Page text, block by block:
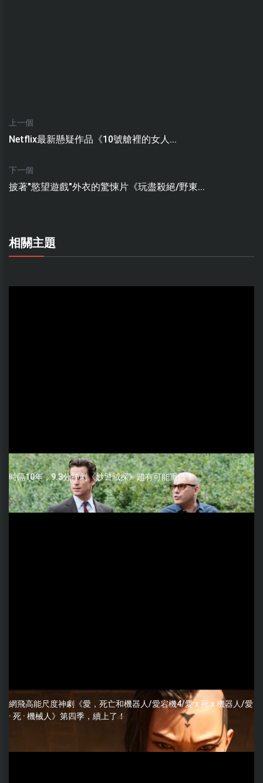
上一個
Netflix最新懸疑作品《10號艙裡的女人...
下一個
披著"慾望遊戲"外衣的驚悚片《玩盡殺絕/野東...
相關主題
時隔10年，9.3分神劇《妙警賊探》超有可能重啟！
網飛高能尺度神劇《愛，死亡和機器人/愛宕機4/愛 x 死 x 機器人/愛
· 死 · 機械人》第四季，續上了！